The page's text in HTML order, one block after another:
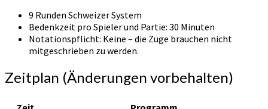
9 Runden Schweizer System
Bedenkzeit pro Spieler und Partie: 30 Minuten
Notationspflicht: Keine – die Züge brauchen nicht
mitgeschrieben zu werden.
Zeitplan (Änderungen vorbehalten)